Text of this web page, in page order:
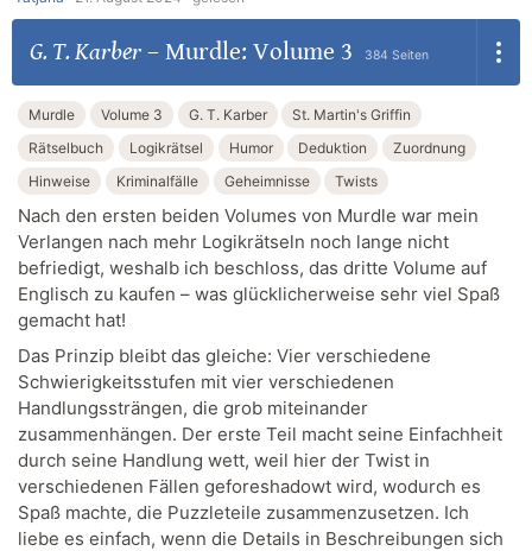
G. T. Karber– Murdle: Volume 3 384 Seiten
Murdle Volume 3 G. T. Karber
St. Martin's Griffin
Rätselbuch
Logikrätsel Humor Deduktion
Zuordnung
Hinweise
Kriminalfälle Geheimnisse Twists
Nach den ersten beiden Volumes von Murdle war mein
Verlangen nach mehr Logikrätseln noch lange nicht
befriedigt, weshalb ich beschloss, das dritte Volume auf
Englisch zu kaufen – was glücklicherweise sehr viel Spaß
gemacht hat!
Das Prinzip bleibt das gleiche: Vier verschiedene
Schwierigkeitsstufen mit vier verschiedenen
Handlungssträngen, die grob miteinander
zusammenhängen. Der erste Teil macht seine Einfachheit
durch seine Handlung wett, weil hier der Twist in
verschiedenen Fällen geforeshadowt wird, wodurch es
Spaß machte, die Puzzleteile zusammenzusetzen. Ich
liebe es einfach, wenn die Details in Beschreibungen sich